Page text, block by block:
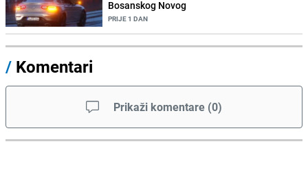
Bosanskog Novog
PRIJE 1 DAN
/ Komentari
Prikaži komentare (0)